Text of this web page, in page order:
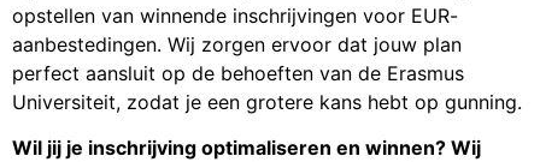
opstellen van winnende inschrijvingen voor EUR-
aanbestedingen. Wij zorgen ervoor dat jouw plan
perfect aansluit op de behoeften van de Erasmus
Universiteit, zodat je een grotere kans hebt op gunning.
Wil jij je inschrijving optimaliseren en winnen? Wij